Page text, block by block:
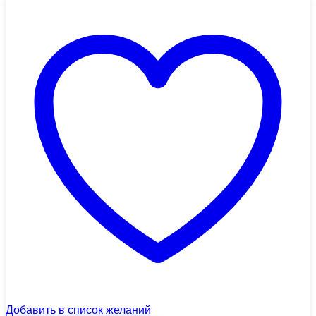
Добавить в список желаний